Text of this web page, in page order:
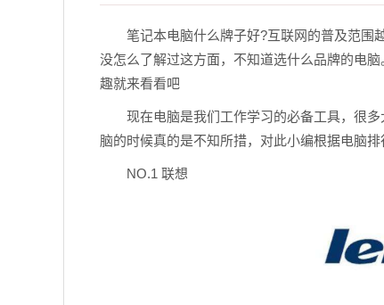
笔记本电脑什么牌子好?互联网的普及范围
没怎么了解过这方面，不知道选什么品牌的电
趣就来看看吧
现在电脑是我们工作学习的必备工具，很
脑的时候真的是不知所措，对此小编根据电脑
NO.1 联想